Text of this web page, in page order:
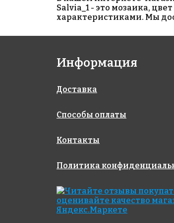
AKS022
на сетке 327x327
BLACK
на сетке 317x317
4200
553
Salvia_1 - это мозаика,
характеристиками. Мы
Информация
Доставка
Способы оплаты
Контакты
Политика